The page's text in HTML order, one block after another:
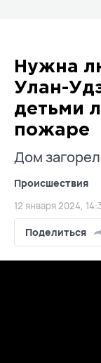
Нужна
Улан-
детьми
пожаре
Дом
Происшествия
12 января 2024,
Поделиться